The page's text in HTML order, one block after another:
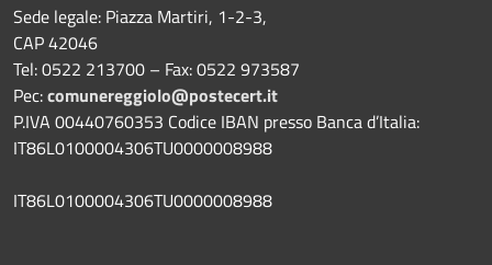
Sede legale: Piazza Martiri, 1-2-3,
CAP 42046
Tel: 0522 213700 – Fax: 0522 973587
Pec:comunereggiolo@postecert.it
P.IVA 00440760353 Codice IBAN presso Banca d’Italia:
IT86L0100004306TU0000008988
IT86L0100004306TU0000008988